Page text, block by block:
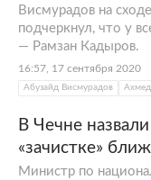
Висмурадов на
подчеркнул, что у
— Рамзан Кадыров.
16:57, 17 сентября 2020
Абузайд Висмурадов Ахмед
В Чечне
«зачистке»
Министр по